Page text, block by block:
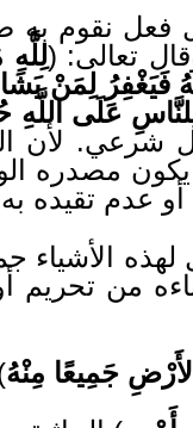
فعل نقوم به
تعالى: (
فَيَغْفِرُ لِمَنْ
لِلنَّاسِ عَلَى
شرعي. لأن
مصدره
عدم تقيده
الأشياء
من
جَمِيعًا مِنْهُ